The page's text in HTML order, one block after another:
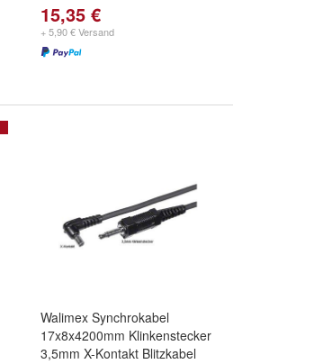
15,35 €
+ 5,90 € Versand
Walimex Synchrokabel
17x8x4200mm Klinkenstecker
3,5mm X-Kontakt Blitzkabel